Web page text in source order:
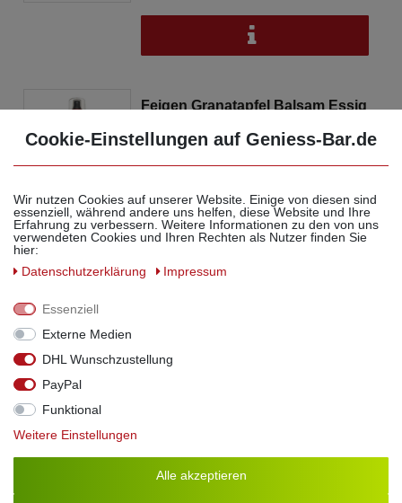
Feigen Granatapfel Balsam Essig
balsamartig fruchtig & mild 5%
Säure
Grundpreis 26,54 € / Liter
Pumpspray
Cookie-Einstellungen auf Geniess-Bar.de
Wir nutzen Cookies auf unserer Website. Einige von diesen sind
essenziell, während andere uns helfen, diese Website und Ihre
Erfahrung zu verbessern. Weitere Informationen zu den von uns
verwendeten Cookies und Ihren Rechten als Nutzer finden Sie
hier:
Daten­schutz­erklärung
Impressum
Essenziell
Externe Medien
DHL Wunschzustellung
PayPal
Funktional
Weitere Einstellungen
Alle akzeptieren